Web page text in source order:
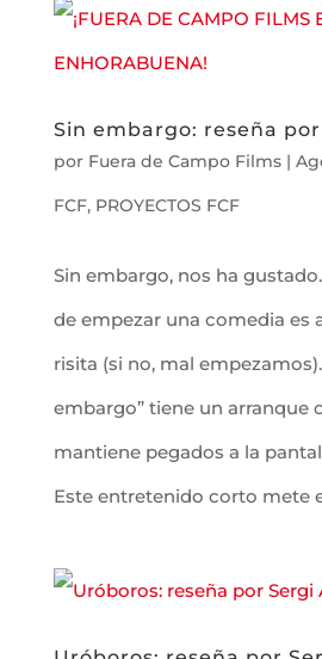
Sin embargo: reseña
por Fuera de Campo Films|
FCF, PROYECTOS FCF
Sin embargo, nos ha
de empezar una comedia es
risita (si no, mal
embargo” tiene un arranque
mantiene pegados a la
Este entretenido corto mete